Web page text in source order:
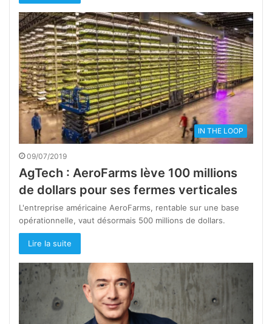
IN THE LOOP
09/07/2019
AgTech : AeroFarms lève 100 millions
de dollars pour ses fermes verticales
L'entreprise américaine AeroFarms, rentable sur une base
opérationnelle, vaut désormais 500 millions de dollars.
Lire la suite